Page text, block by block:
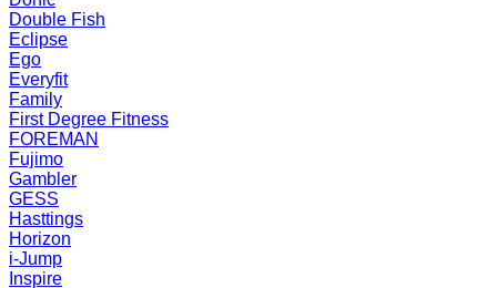
Double Fish
Eclipse
Ego
Everyfit
Family
First Degree Fitness
FOREMAN
Fujimo
Gambler
GESS
Hasttings
Horizon
i-Jump
Inspire